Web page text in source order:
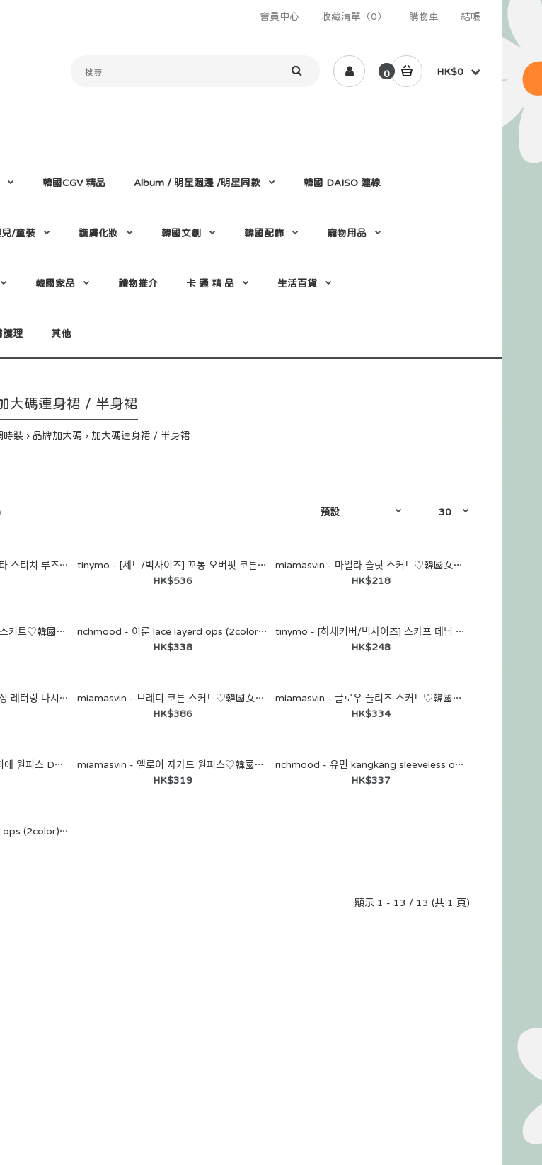
會員中心 收藏清單（0） 購物車 結帳
0 HK$0
韓國CGV 精品 Album / 明星週邊 /明星同款 韓國 DAISO 連線
兒/童裝 護膚化妝 韓國文創 韓國配飾 寵物用品
韓國家品 禮物推介 卡 通 精 品 生活百貨
護理 其他
大碼連身裙 / 半身裙
時裝 品牌加大碼 加大碼連身裙 / 半身裙
韓國加大碼女裝連身裙
tinymo - [세트/빅사이즈] 라타 스티치 루즈핏 진청 데님 자켓 밴딩 롱 스커트 투피스 셋업♡韓國加大碼女裝連身裙
tinymo - [세트/빅사이즈] 꼬통 오버핏 코튼 루즈핏 자켓 뷔스티에 나시 맥시 롱 레이어드 원피스 투피스♡韓國加大碼女裝連身裙
HK$536
miamasvin - 마일라 슬릿 스커트♡韓國女裝裙
HK$218
miamasvin - 이펙터 플리츠 스커트♡韓國女裝裙
richmood - 이룬 lace layerd ops (2color)♡韓國加大碼裙
HK$338
tinymo - [하체커버/빅사이즈] 스카프 데님 플레어 A라인 밴딩 롱 스커트 데일리룩♡韓國加大碼女裝裙
HK$248
tinymo - [세트/빅사이즈] 믹싱 레터링 나시 청스커트 데님 자켓 쓰리피스 데일리 꾸안꾸 셋업♡韓國加大碼女裝連身裙
miamasvin - 브레디 코튼 스커트♡韓國女裝裙
HK$386
miamasvin - 글로우 플리츠 스커트♡韓國女裝裙
HK$334
mariangplus - 렘네지 뷔스티에 원피스 D7728♡韓國女裝連身裙
miamasvin - 엘로이 자가드 원피스♡韓國女裝連身裙
HK$319
richmood - 유민 kangkang sleeveless ops (2color)♡韓國加大碼裙
HK$337
richmood - 메르 dot shirts ops (2color)♡韓國加大碼裙
顯示 1 - 13 / 13 (共 1 頁)